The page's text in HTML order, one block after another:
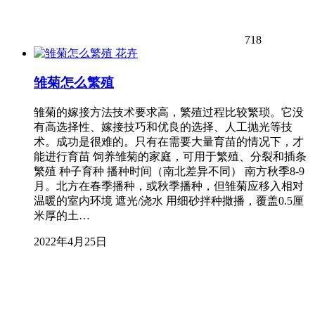
718
花卉
雏菊怎么繁殖
雏菊的嫁接方法技术要求高，繁殖过程比较繁琐。它没
有高选择性、嫁接技巧和优良的选择、人工抛光等技
术。成功是很难的。只有在需要大量育苗的情况下，才
能进行育苗 饲养雏菊的家庭，可用于繁殖、分裂和插条
繁殖 种子育种 播种时间（南北差异不同） 南方秋季8-9
月。北方在春季播种，或秋季播种，但雏菊应移入相对
温暖的室内环境 遮光/浇水 用细砂拌种撒播，覆盖0.5厘
米厚的土…
2022年4月25日